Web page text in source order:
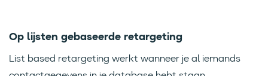
Op lijsten gebaseerde retargeting
List based retargeting werkt wanneer je al iemands